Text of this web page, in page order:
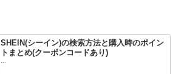
SHEIN(シーイン)の検索方法と購入時のポイン
トまとめ(クーポンコードあり)